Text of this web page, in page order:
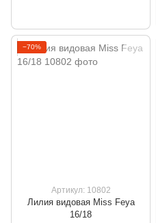
−70%
Артикул: 10802
Лилия видовая Miss Feya
16/18